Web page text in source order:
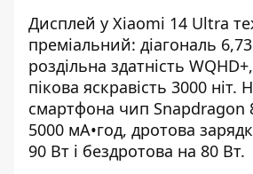
Дисплей у Xiaomi 14 Ultra
преміальний: діагональ
роздільна здатність
пікова яскравість 3000 ніт.
смартфона чип Snapdragon
5000 мА•год, дротова
90 Вт і бездротова на 80 Вт.